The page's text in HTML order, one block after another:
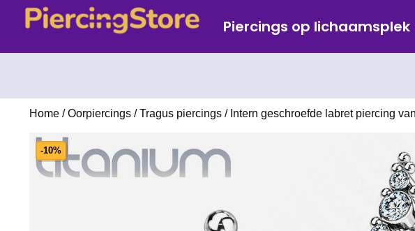
Piercings op lichaamsplek
Home /Oorpiercings /Tragus piercings / Intern geschroefde labret piercing
-10%